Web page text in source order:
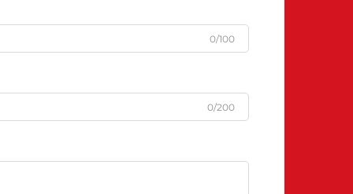
0/100
0/200